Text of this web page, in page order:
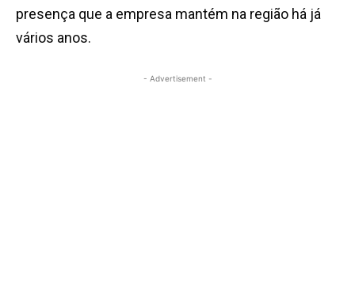
presença que a empresa mantém na região há já
vários anos.
- Advertisement -